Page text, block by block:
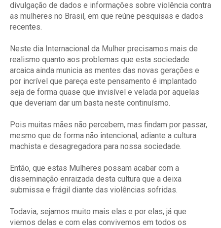
divulgação de dados e informações sobre violência contra
as mulheres no Brasil, em que reúne pesquisas e dados
recentes.
Neste dia Internacional da Mulher precisamos mais de
realismo quanto aos problemas que esta sociedade
arcaica ainda municia as mentes das novas gerações e
por incrível que pareça este pensamento é implantado
seja de forma quase que invisível e velada por aquelas
que deveriam dar um basta neste continuísmo.
Pois muitas mães não percebem, mas findam por passar,
mesmo que de forma não intencional, adiante a cultura
machista e desagregadora para nossa sociedade.
Então, que estas Mulheres possam acabar com a
disseminação enraizada desta cultura que a deixa
submissa e frágil diante das violências sofridas.
Todavia, sejamos muito mais elas e por elas, já que
viemos delas e com elas convivemos em todos os